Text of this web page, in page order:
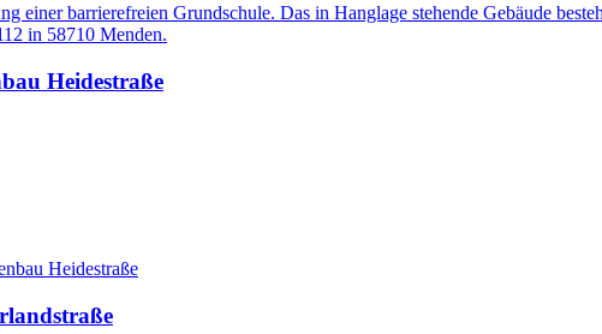
einer barrierefreien Grundschule. Das in Hanglage stehende Gebäude
in 58710 Menden.
Heidestraße
Heidestraße